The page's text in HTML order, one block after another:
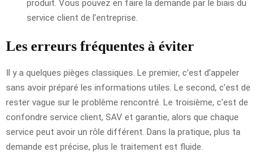
produit. Vous pouvez en faire la demande par le biais du
service client de l’entreprise.
Les erreurs fréquentes à éviter
Il y a quelques pièges classiques. Le premier, c’est d’appeler
sans avoir préparé les informations utiles. Le second, c’est de
rester vague sur le problème rencontré. Le troisième, c’est de
confondre service client, SAV et garantie, alors que chaque
service peut avoir un rôle différent. Dans la pratique, plus ta
demande est précise, plus le traitement est fluide.